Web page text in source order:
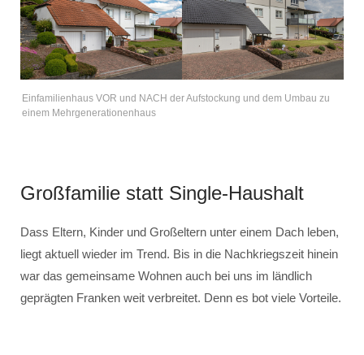
Einfamilienhaus VOR und NACH der Aufstockung und dem Umbau zu
einem Mehrgenerationenhaus
Großfamilie statt Single-Haushalt
Dass Eltern, Kinder und Großeltern unter einem Dach leben,
liegt aktuell wieder im Trend. Bis in die Nachkriegszeit hinein
war das gemeinsame Wohnen auch bei uns im ländlich
geprägten Franken weit verbreitet. Denn es bot viele Vorteile.